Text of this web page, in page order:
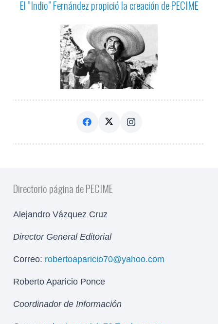
El ”Indio” Fernández propició la creación de PECIME
Directorio página de PECIME
Alejandro Vázquez Cruz
Director General Editorial
Correo: robertoaparicio70@yahoo.com
Roberto Aparicio Ponce
Coordinador de Información